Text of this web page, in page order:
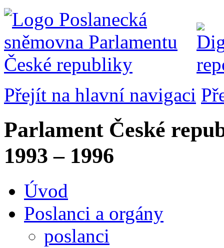
Přejít na hlavní navigaci
Parlament České
1993 – 1996
Úvod
Poslanci a orgány
poslanci